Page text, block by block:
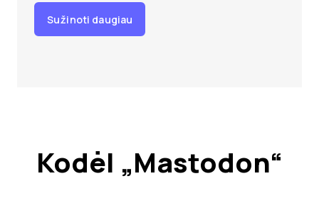
Sužinoti daugiau
Kodėl „Mastodon“